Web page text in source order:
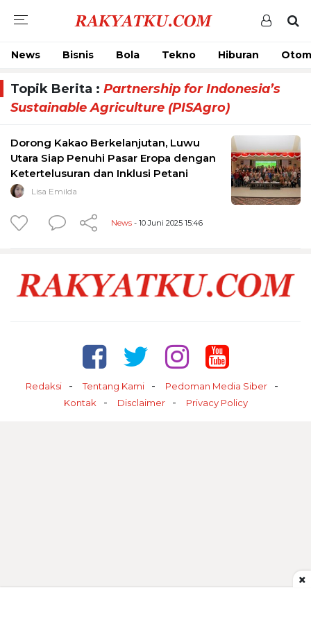
News Bisnis Bola Tekno Hiburan
Topik Berita : Partnership for Indonesia’s
Sustainable Agriculture (PISAgro)
Dorong Kakao Berkelanjutan, Luwu
Utara Siap Penuhi Pasar Eropa dengan
Ketertelusuran dan Inklusi Petani
Lisa Emilda
News - 10 Juni 2025 15:46
Redaksi Tentang Kami
Pedoman Media Siber
Kontak
Disclaimer Privacy Policy
×